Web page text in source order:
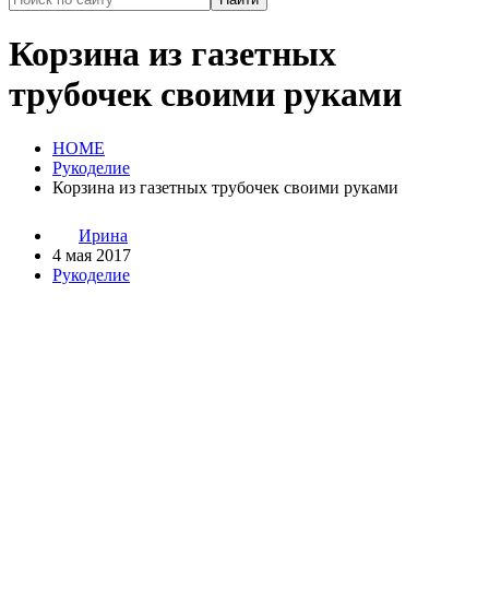
Корзина из газетных
трубочек своими руками
HOME
Рукоделие
Корзина из газетных трубочек своими руками
Ирина
4 мая 2017
Рукоделие